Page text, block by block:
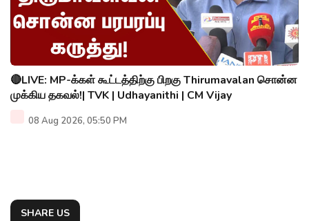
🔴LIVE: MP-க்கள் கூட்டத்திற்கு பிறகு Thirumavalan சொன்ன
முக்கிய தகவல்!| TVK | Udhayanithi | CM Vijay
08 Aug 2026, 05:50 PM
SHARE US